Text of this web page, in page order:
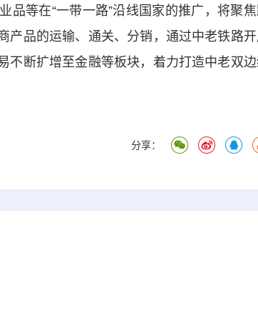
等在“一带一路”沿线国家的推广，将聚
产品的运输、通关、分销，通过中老铁路
不断扩增至金融等板块，着力打造中老双
分享：